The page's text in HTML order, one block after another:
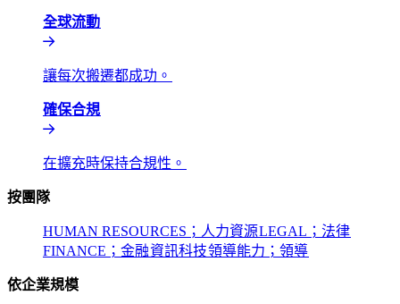
全球流動​​
讓每次搬遷都成功。​​
確保合規​​
在擴充時保持合規性。​​
按團隊​​
HUMAN RESOURCES；人力資源​​LEGAL；法律​​
FINANCE；金融​​資訊科技​​領導能力；領導​​
依企業規模​​